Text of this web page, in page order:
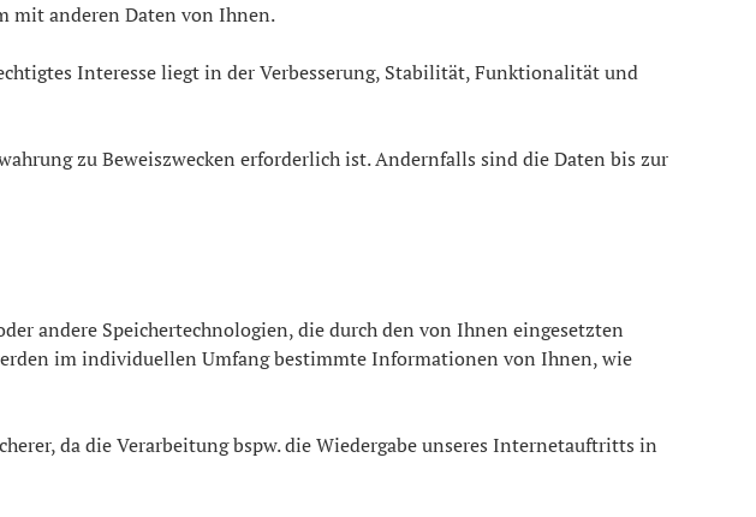
mit anderen Daten von Ihnen.
Interesse liegt in der Verbesserung, Stabilität, Funktionalität und
zu Beweiszwecken erforderlich ist. Andernfalls sind die Daten bis zur
andere Speichertechnologien, die durch den von Ihnen eingesetzten
im individuellen Umfang bestimmte Informationen von Ihnen, wie
da die Verarbeitung bspw. die Wiedergabe unseres Internetauftritts in